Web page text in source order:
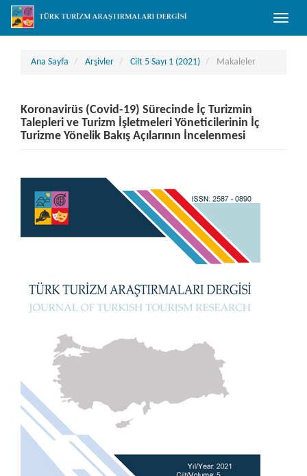
##plugins.themes.bootstrap3.accessible_menu.main_navigation##
##plugins.themes.bootstrap3.accessible_menu.main_content##
##plugins.themes.bootstrap3.accessible_menu.sidebar##
Toggle
Ana Sayfa Arşivler Cilt 5 Sayı 1 (2021) Makaleler
Koronavirüs (Covid-19) Sürecinde İç Turizmin
Talepleri ve Turizm İşletmeleri Yöneticilerinin İç
Turizme Yönelik Bakış Açılarının İncelenmesi